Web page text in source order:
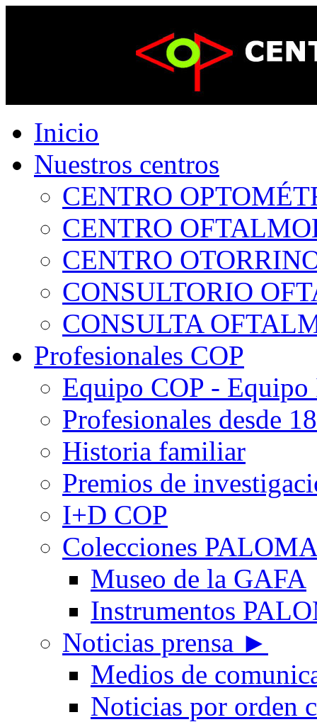
Inicio
Nuestros centros
CENTRO
CENTRO
CENTRO
CONSULTORIO
CONSULTA
Profesionales COP
Equipo COP -
Profesionales desde
Historia familiar
Premios de
I+D COP
Colecciones
Museo de la GAFA
Instrumentos
Noticias prensa ►
Medios de
Noticias por orden